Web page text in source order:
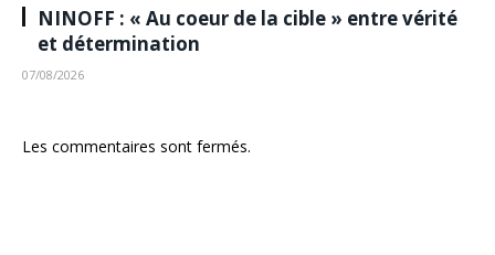
NINOFF : « Au coeur de la cible » entre vérité
et détermination
07/08/2026
Les commentaires sont fermés.